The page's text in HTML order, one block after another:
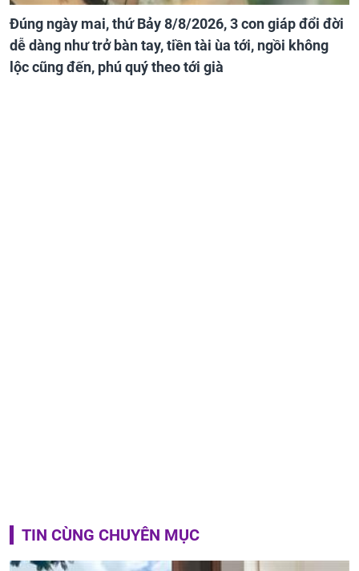
Đúng ngày mai, thứ Bảy 8/8/2026, 3 con giáp đổi đời
dễ dàng như trở bàn tay, tiền tài ùa tới, ngồi không
lộc cũng đến, phú quý theo tới già
TIN CÙNG CHUYÊN MỤC